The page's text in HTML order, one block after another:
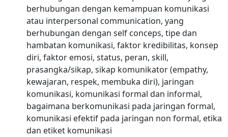
berhubungan dengan kemampuan komunikasi
atau interpersonal communication, yang
berhubungan dengan self conceps, tipe dan
hambatan komunikasi, faktor kredibilitas, konsep
diri, faktor emosi, status, peran, skill,
prasangka/sikap, sikap komunikator (empathy,
kewajaran, respek, membuka diri), jaringan
komunikasi, komunikasi formal dan informal,
bagaimana berkomunikasi pada jaringan formal,
komunikasi efektif pada jaringan non formal, etika
dan etiket komunikasi